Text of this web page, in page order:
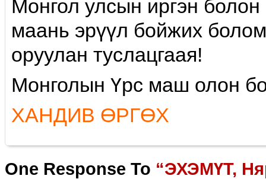
Монгол улсын иргэн
маань эрүүл бойжих
оруулан туслацгаая!
Монголын Үрс маш олон
ХАНДИВ ӨРГӨХ
One Response To “ЭХЭМҮТ,